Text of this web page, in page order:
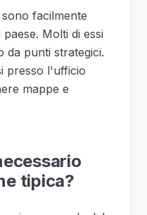
facilmente
Molti di essi
da punti strategici.
presso l'ufficio
mappe e
tipica?